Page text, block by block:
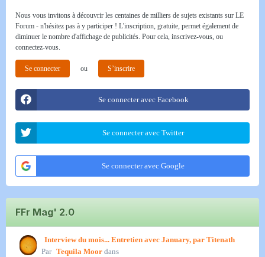
Nous vous invitons à découvrir les centaines de milliers de sujets existants sur LE
Forum - n'hésitez pas à y participer ! L'inscription, gratuite, permet également de
diminuer le nombre d'affichage de publicités. Pour cela, inscrivez-vous, ou
connectez-vous.
Se connecter ou S’inscrire
Se connecter avec Facebook
Se connecter avec Twitter
Se connecter avec Google
FFr Mag' 2.0
Interview du mois... Entretien avec January, par Titenath
Par Tequila Moor dans